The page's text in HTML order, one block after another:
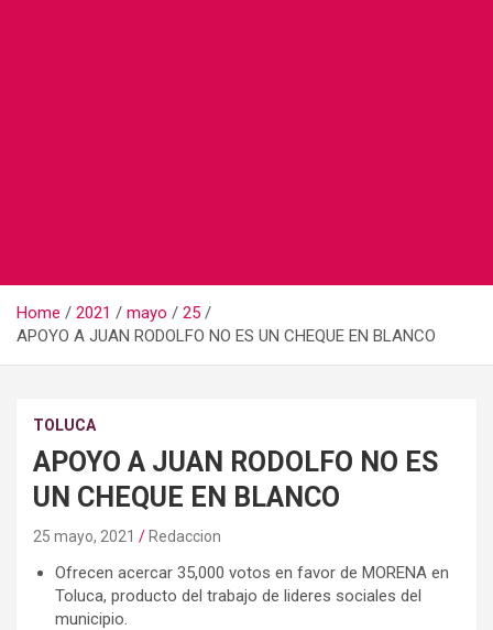
Home 2021 mayo
25
APOYO A JUAN RODOLFO NO ES UN CHEQUE EN BLANCO
TOLUCA
APOYO A JUAN RODOLFO NO ES
UN CHEQUE EN BLANCO
25 mayo, 2021 Redaccion
Ofrecen acercar 35,000 votos en favor de MORENA en
Toluca, producto del trabajo de lideres sociales del
municipio.